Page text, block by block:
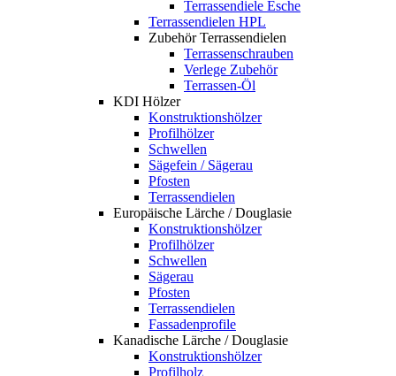
Terrassendiele Esche
Terrassendielen HPL
Zubehör Terrassendielen
Terrassenschrauben
Verlege Zubehör
Terrassen-Öl
KDI Hölzer
Konstruktionshölzer
Profilhölzer
Schwellen
Sägefein / Sägerau
Pfosten
Terrassendielen
Europäische Lärche / Douglasie
Konstruktionshölzer
Profilhölzer
Schwellen
Sägerau
Pfosten
Terrassendielen
Fassadenprofile
Kanadische Lärche / Douglasie
Konstruktionshölzer
Profilholz